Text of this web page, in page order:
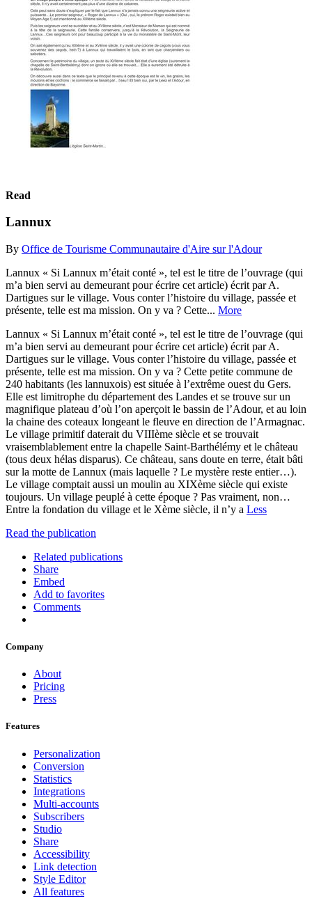
Read
Lannux
By Office de Tourisme Communautaire d'Aire sur l'Adour
Lannux « Si Lannux m’était conté », tel est le titre de l’ouvrage (qui
m’a bien servi au demeurant pour écrire cet article) écrit par A.
Dartigues sur le village. Vous conter l’histoire du village, passée et
présente, telle est ma mission. On y va ? Cette... More
Lannux « Si Lannux m’était conté », tel est le titre de l’ouvrage (qui
m’a bien servi au demeurant pour écrire cet article) écrit par A.
Dartigues sur le village. Vous conter l’histoire du village, passée et
présente, telle est ma mission. On y va ? Cette petite commune de
240 habitants (les lannuxois) est située à l’extrême ouest du Gers.
Elle est limitrophe du département des Landes et se trouve sur un
magnifique plateau d’où l’on aperçoit le bassin de l’Adour, et au loin
la chaine des coteaux longeant le fleuve en direction de l’Armagnac.
Le village primitif daterait du VIIIème siècle et se trouvait
vraisemblablement entre la chapelle Saint-Barthélémy et le château
(tous deux hélas disparus). Ce château, sans doute en terre, était bâti
sur la motte de Lannux (mais laquelle ? Le mystère reste entier…).
Le village comptait aussi un moulin au XIXème siècle qui existe
toujours. Un village peuplé à cette époque ? Pas vraiment, non…
Entre la fondation du village et le Xème siècle, il n’y a Less
Read the publication
Related publications
Share
Embed
Add to favorites
Comments
Company
About
Pricing
Press
Features
Personalization
Conversion
Statistics
Integrations
Multi-accounts
Subscribers
Studio
Share
Accessibility
Link detection
Style Editor
All features